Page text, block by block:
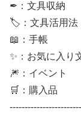
✒：文具収納
🏷：文具活用法
📖：手帳
✨：お気に入り
🎆：イベント
🛒：購入品